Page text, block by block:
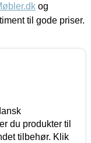
og
til gode priser.
du produkter til
tilbehør. Klik